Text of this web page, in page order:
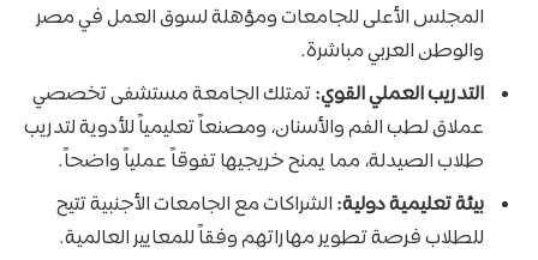
المجلس الأعلى للجامعات ومؤهلة لسوق العمل في مصر
والوطن العربي مباشرة.
التدريب العملي القوي:تمتلك الجامعة مستشفى تخصصي
عملاق لطب الفم والأسنان، ومصنعاً تعليمياً للأدوية لتدريب
طلاب الصيدلة، مما يمنح خريجيها تفوقاً عملياً واضحاً.
بيئة تعليمية دولية: الشراكات مع الجامعات الأجنبية تتيح
للطلاب فرصة تطوير مهاراتهم وفقاً للمعايير العالمية.